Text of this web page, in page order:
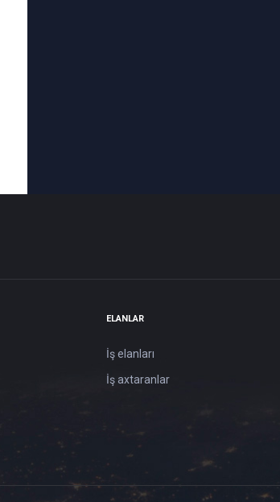
ELANLAR
İş elanları
İş axtaranlar